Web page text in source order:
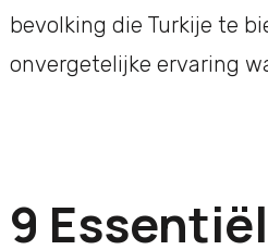
bevolking die Turkije te
onvergetelijke ervaring
9